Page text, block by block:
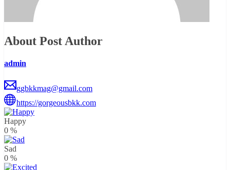
About Post Author
admin
ggbkkmag@gmail.com
https://gorgeousbkk.com
Happy
0 %
Sad
0 %